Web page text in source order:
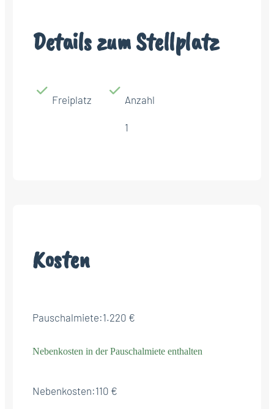
Details zum Stellplatz
Freiplatz Anzahl
1
Kosten
Pauschalmiete:1.220 €
Nebenkosten in der Pauschalmiete enthalten
Nebenkosten:110 €